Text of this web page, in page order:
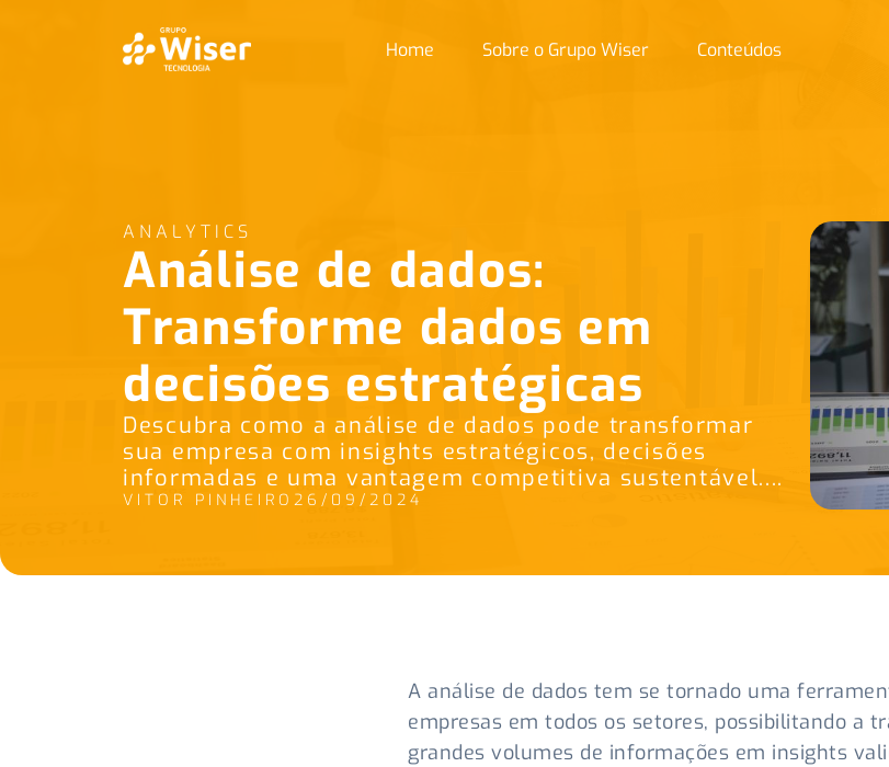
Home Sobre o Grupo Wiser Conteúdos
ANALYTICS
Análise de dados:
Transforme dados em
decisões estratégicas
Descubra como a análise de dados pode transformar
sua empresa com insights estratégicos, decisões
informadas e uma vantagem competitiva sustentável....
VITOR PINHEIRO 26/09/2024
A análise de dados tem se tornado uma
empresas em todos os setores, possibilitando a
grandes volumes de informações em insights